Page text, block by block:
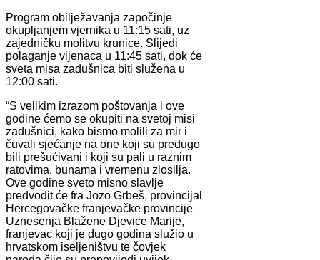
Program obilježavanja započinje
okupljanjem vjernika u 11:15 sati, uz
zajedničku molitvu krunice. Slijedi
polaganje vijenaca u 11:45 sati, dok će
sveta misa zadušnica biti služena u
12:00 sati.
“S velikim izrazom poštovanja i ove
godine ćemo se okupiti na svetoj misi
zadušnici, kako bismo molili za mir i
čuvali sjećanje na one koji su predugo
bili prešućivani i koji su pali u raznim
ratovima, bunama i vremenu zlosilja.
Ove godine sveto misno slavlje
predvodit će fra Jozo Grbeš, provincijal
Hercegovačke franjevačke provincije
Uznesenja Blažene Djevice Marije,
franjevac koji je dugo godina služio u
hrvatskom iseljeništvu te čovjek